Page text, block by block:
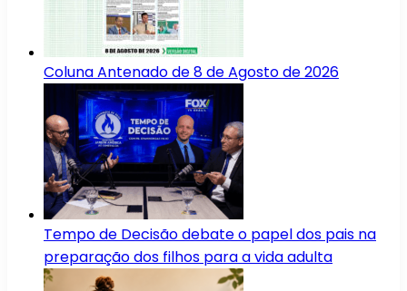
Coluna Antenado de 8 de Agosto de 2026
Tempo de Decisão debate o papel dos pais na
preparação dos filhos para a vida adulta